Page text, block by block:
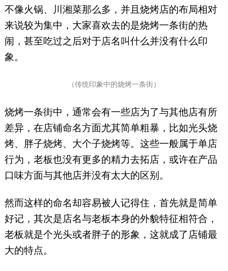
不像火锅、川湘菜那么多，并且烧烤店的布局相对
来说较为集中，大家喜欢去的是烧烤一条街的热
闹，甚至吃过之后对于店名叫什么并没有什么印
象。
（传统印象中的烧烤一条街）
烧烤一条街中，通常会有一些店为了与其他店有所
差异，在店铺命名方面尤其简单粗暴，比如光头烧
烤、胖子烧烤、大个子烧烤等。这些一般属于单店
行为，老板也没有更多的精力去拓店，或许在产品
口味方面与其他店并没有太大的区别。
然而这样的命名却容易被人记得住，首先就是简单
好记，其次是店名与老板本身的外貌特征相符合，
老板就是个光头或者胖子的形象，这就成了店铺最
大的特点。